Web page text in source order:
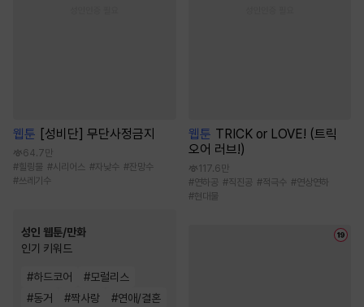
웹툰 [성비단] 무단사정금지
64.7만
# 힐링물 #시리어스 #자낮수 #잔망수
#쓰레기수
성인 웹툰/만화
인기 키워드
#하드코어 #모럴리스
#동거 #짝사랑 #연애/결혼
웹툰 TRICK or LOVE! (트릭
오어 러브!)
117.6만
#연하공 #직진공 #적극수 #연상연하
#현대물